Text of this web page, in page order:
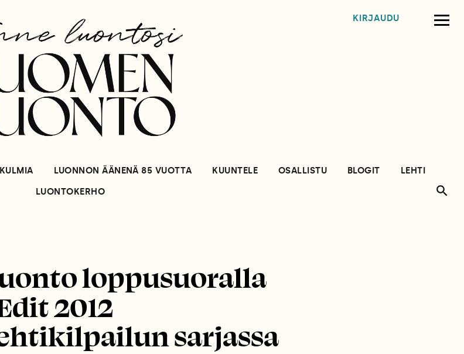
KIRJAUDU
LUONNON ÄÄNENÄ 85 VUOTTA KUUNTELE OSALLISTU BLOGIT
LEHTI
LUONTOKERHO
loppusuoralla
2012
sarjassa